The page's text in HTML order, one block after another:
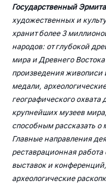
Государственный
художественных и
хранит более 3
народов: от глубокой
мира и Древнего
произведения живописи
медали,
географического
крупнейших музеев
способным рассказать о
Главные направления
реставрационная
выставок и
археологические